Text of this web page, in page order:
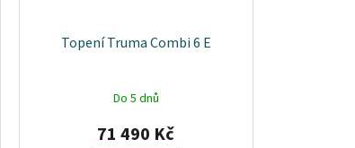
Topení Truma Combi 6 E
Do 5 dnů
71 490 Kč